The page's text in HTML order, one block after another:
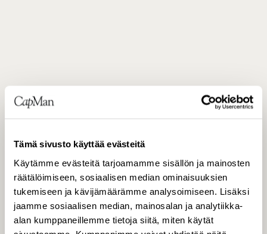
Tämä sivusto käyttää evästeitä
Käytämme evästeitä tarjoamamme sisällön ja mainosten
räätälöimiseen, sosiaalisen median ominaisuuksien
tukemiseen ja kävijämäärämme analysoimiseen. Lisäksi
jaamme sosiaalisen median, mainosalan ja analytiikka-
alan kumppaneillemme tietoja siitä, miten käytät
Joakim Rubin, senior partner, CapMan Public
Market, p. +46 70 558 4278